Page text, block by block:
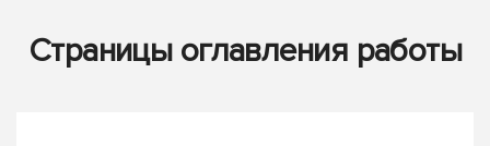
Страницы оглавления работы